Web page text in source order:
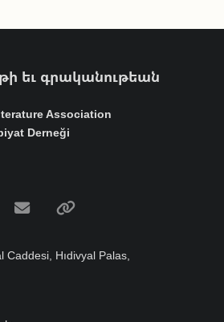
եւ գրականութեան
Association
Derneği
Email
Hıdivyal Palas,